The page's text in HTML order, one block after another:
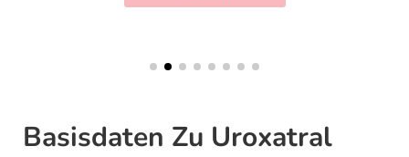
Basisdaten Zu Uroxatral